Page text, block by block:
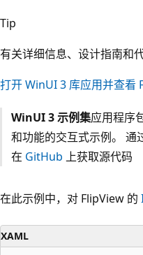
Tip
有关详细信息、设计指南和
打开 WinUI 3 库应用并查看
WinUI 3 示例集应用程序
和功能的交互式示例。 通
在 GitHub 上获取源代码
在此示例中，对 FlipView 的
XAML